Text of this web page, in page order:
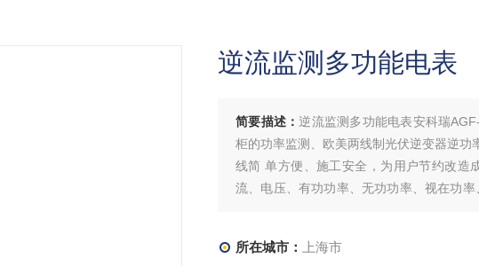
逆流监测多功能电表
简要描述：逆流监测多功能电表安科瑞
柜的功率监测、欧美两线制光伏逆变器逆
线简 单方便、施工安全，为用户节约改造
流、电压、有功功率、无功功率、视在功
所在城市： 上海市